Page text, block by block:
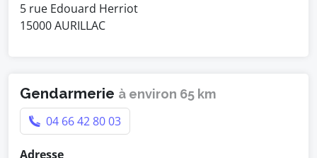
5 rue Edouard Herriot
15000 AURILLAC
Gendarmerie à environ 65 km
04 66 42 80 03
Adresse